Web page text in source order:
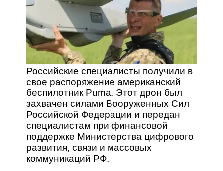
Российские специалисты получили в
свое распоряжение американский
беспилотник Puma. Этот дрон был
захвачен силами Вооруженных Сил
Российской Федерации и передан
специалистам при финансовой
поддержке Министерства цифрового
развития, связи и массовых
коммуникаций РФ.